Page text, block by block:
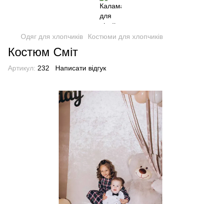
Одяг для хлопчиків Костюми для хлопчиків
Костюм Сміт
Артикул: 232 Написати відгук